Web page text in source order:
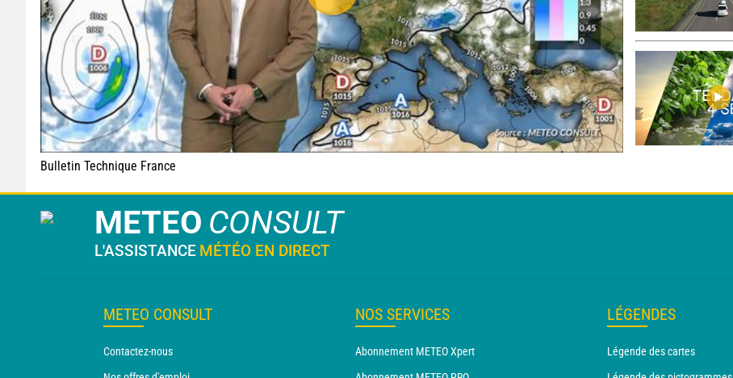
Bulletin Technique France
METEO CONSULT
L'ASSISTANCE MÉTÉO EN DIRECT
METEO CONSULT
Contactez-nous
NOS SERVICES
Abonnement METEO Xpert
LÉGENDES
Légende des cartes